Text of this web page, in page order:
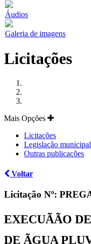
Áudios
Galeria de imagens
Licitações
Mais Opções
Licitações
Legislação municipal
Outras publicações
Voltar
Licitação Nº:
EXECUÃÃO
DE ÃGUA